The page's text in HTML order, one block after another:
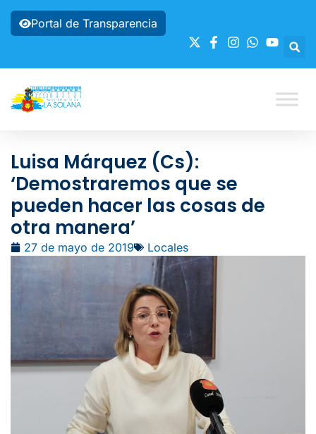
Portal de Transparencia
Luisa Márquez (Cs):
‘Demostraremos que se
pueden hacer las cosas de
otra manera’
27 de mayo de 2019 Locales